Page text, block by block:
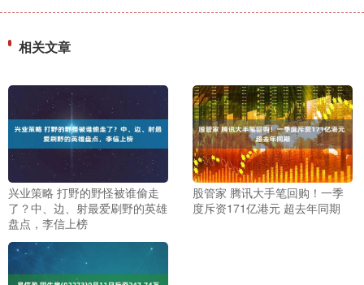
相关文章
兴业策略 打野的野怪被谁偷走
了？中、边、射最爱刷野的英雄
盘点，李信上榜
股管家 腾讯大手笔回购！一季
度斥资171亿港元 超去年同期